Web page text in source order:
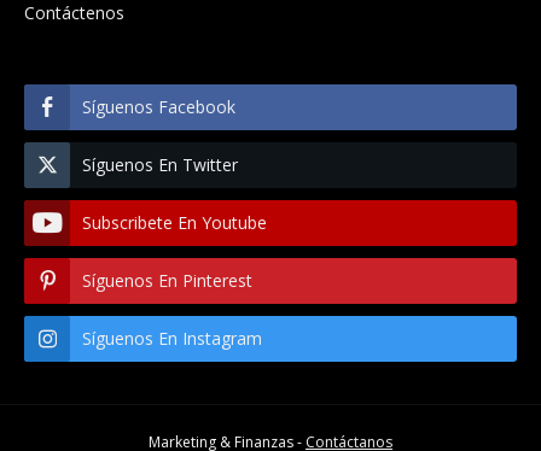
Contáctenos
Síguenos Facebook
Síguenos En Twitter
Subscribete En Youtube
Síguenos En Pinterest
Síguenos En Instagram
Marketing & Finanzas - Contáctanos